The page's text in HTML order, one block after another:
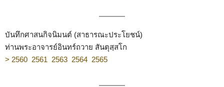
บันทึกศาสนกิจนิมนต์ (สาธารณะประโยชน์)
ท่านพระอาจารย์อินทร์ถวาย สันตุสฺสโก
> 2560 2561 2563 2564 2565